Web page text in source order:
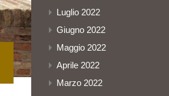
Luglio 2022
Giugno 2022
Maggio 2022
Aprile 2022
Marzo 2022